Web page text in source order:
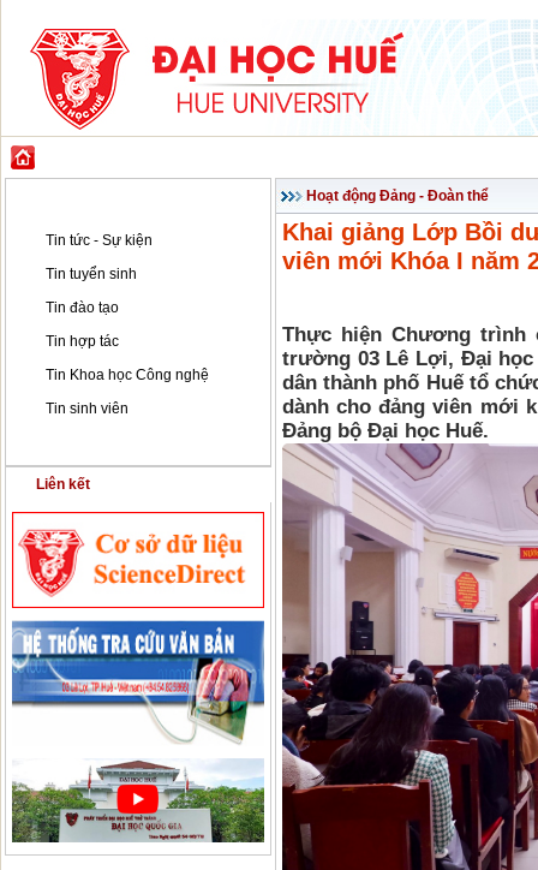
Tin tức - Sự kiện
Tin tuyển sinh
Tin đào tạo
Tin hợp tác
Tin Khoa học Công nghệ
Tin sinh viên
Liên kết
Hoạt động Đảng - Đoàn thể
Khai giảng Lớp Bồi
viên mới Khóa I năm
Thực hiện Chương trình
trường 03 Lê Lợi, Đại học
dân thành phố Huế tổ
dành cho đảng viên mới
Đảng bộ Đại học Huế.